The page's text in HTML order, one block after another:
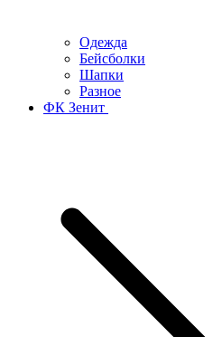
Одежда
Бейсболки
Шапки
Разное
ФК Зенит